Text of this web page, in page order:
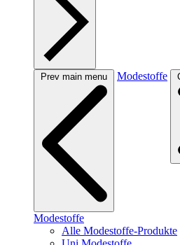
Prev main menu Modestoffe
Modestoffe
Alle Modestoffe-Produkte